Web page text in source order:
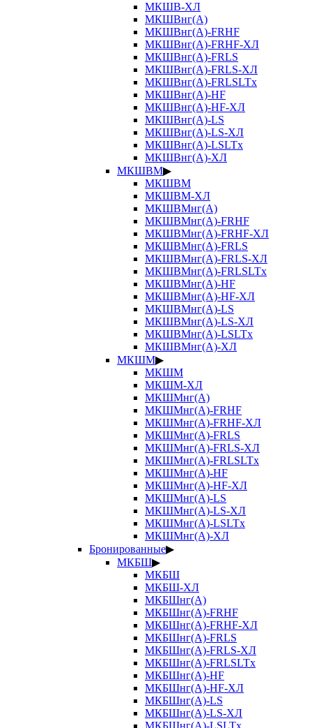
МКШВ-ХЛ
МКШВнг(А)
МКШВнг(А)-FRHF
МКШВнг(А)-FRHF-ХЛ
МКШВнг(А)-FRLS
МКШВнг(А)-FRLS-ХЛ
МКШВнг(А)-FRLSLTx
МКШВнг(А)-HF
МКШВнг(А)-HF-ХЛ
МКШВнг(А)-LS
МКШВнг(А)-LS-ХЛ
МКШВнг(А)-LSLTx
МКШВнг(А)-ХЛ
МКШВМ▶
МКШВМ
МКШВМ-ХЛ
МКШВМнг(А)
МКШВМнг(А)-FRHF
МКШВМнг(А)-FRHF-ХЛ
МКШВМнг(А)-FRLS
МКШВМнг(А)-FRLS-ХЛ
МКШВМнг(А)-FRLSLTx
МКШВМнг(А)-HF
МКШВМнг(А)-HF-ХЛ
МКШВМнг(А)-LS
МКШВМнг(А)-LS-ХЛ
МКШВМнг(А)-LSLTx
МКШВМнг(А)-ХЛ
МКШМ▶
МКШМ
МКШМ-ХЛ
МКШМнг(А)
МКШМнг(А)-FRHF
МКШМнг(А)-FRHF-ХЛ
МКШМнг(А)-FRLS
МКШМнг(А)-FRLS-ХЛ
МКШМнг(А)-FRLSLTx
МКШМнг(А)-HF
МКШМнг(А)-HF-ХЛ
МКШМнг(А)-LS
МКШМнг(А)-LS-ХЛ
МКШМнг(А)-LSLTx
МКШМнг(А)-ХЛ
Бронированные▶
МКБШ▶
МКБШ
МКБШ-ХЛ
МКБШнг(А)
МКБШнг(А)-FRHF
МКБШнг(А)-FRHF-ХЛ
МКБШнг(А)-FRLS
МКБШнг(А)-FRLS-ХЛ
МКБШнг(А)-FRLSLTx
МКБШнг(А)-HF
МКБШнг(А)-HF-ХЛ
МКБШнг(А)-LS
МКБШнг(А)-LS-ХЛ
МКБШнг(А)-LSLTx